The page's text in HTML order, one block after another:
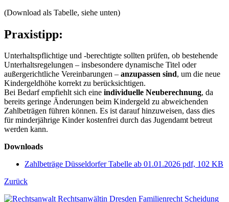
(Download als Tabelle, siehe unten)
Praxistipp:
Unterhaltspflichtige und -berechtigte sollten prüfen, ob bestehende
Unterhaltsregelungen – insbesondere dynamische Titel oder
außergerichtliche Vereinbarungen – anzupassen sind, um die neue
Kindergeldhöhe korrekt zu berücksichtigen.
Bei Bedarf empfiehlt sich eine individuelle Neuberechnung, da
bereits geringe Änderungen beim Kindergeld zu abweichenden
Zahlbeträgen führen können. Es ist darauf hinzuweisen, dass dies
für minderjährige Kinder kostenfrei durch das Jugendamt betreut
werden kann.
Downloads
Zahlbeträge Düsseldorfer Tabelle ab 01.01.2026 pdf, 102 KB
Zurück